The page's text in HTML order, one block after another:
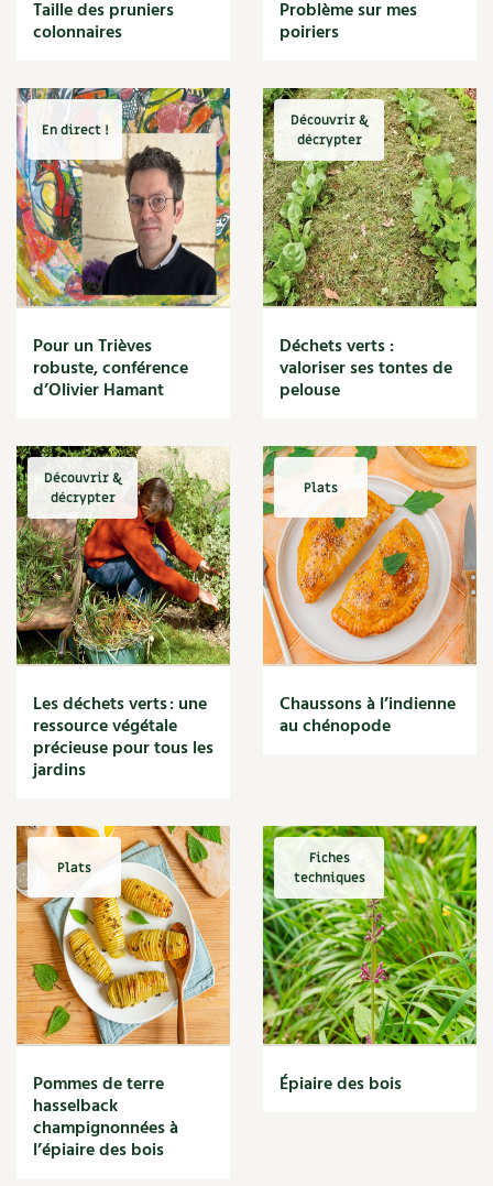
Cuisine saine
Décoration
DIY
Eau
Énergie
Enfants
Expérimentation
Fleur
Jardin bio
Légumes
Légumineuse
Maïs doux
Maison saine
Mare
Marie Chioca
Marmite
Massage
Matériaux
Maux
Méditerranéen
Menace
Mésange
Microflore
Migraine
Mode de culture
Montagne
Moutarde
Multiplication
Muret
Muscade
Musique
Narcisse
Nature
Nettoyage
Nichoir
Noisette
Noix
Taille des pruniers
colonnaires
Problème sur mes
poiriers
En direct !
Pour un Trièves
robuste, conférence
d’Olivier Hamant
Découvrir &
décrypter
Déchets verts :
valoriser ses tontes de
pelouse
Découvrir &
décrypter
Les déchets verts : une
ressource végétale
précieuse pour tous les
jardins
Plats
Chaussons à l’indienne
au chénopode
Plats
Pommes de terre
hasselback
champignonnées à
l’épiaire des bois
Fiches
techniques
Épiaire des bois